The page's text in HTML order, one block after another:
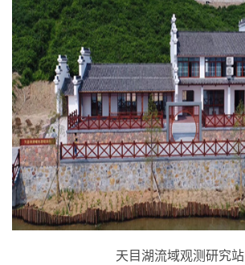
天目湖流域观测研究站